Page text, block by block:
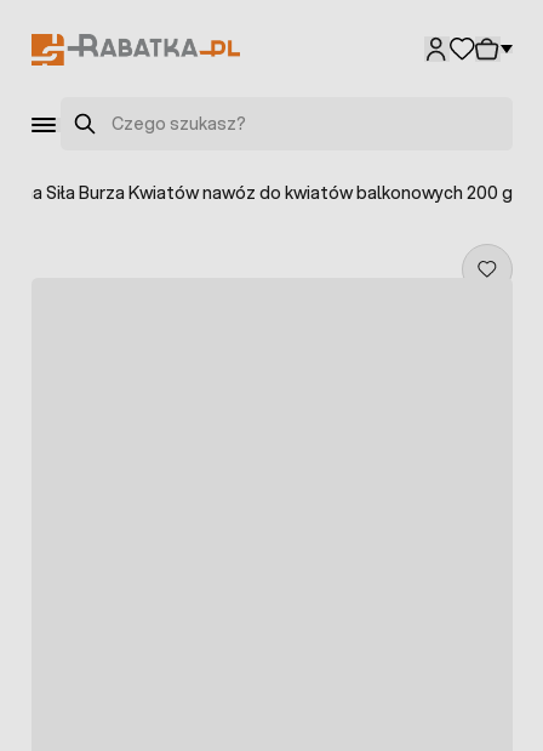
Szukaj
Siła Burza Kwiatów nawóz do kwiatów balkonowych 200 g